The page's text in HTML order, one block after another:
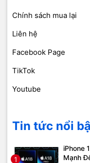
Chính sách mua lại
Liên hệ
Facebook Page
TikTok
Youtube
Tin tức nổi
1
iPhone
Mạnh